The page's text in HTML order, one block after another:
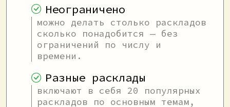
Неограничено
можно делать столько раскладов
сколько понадобится — без
ограничений по числу и
времени.
Разные расклады
включают в себя 20 популярных
раскладов по основным темам,